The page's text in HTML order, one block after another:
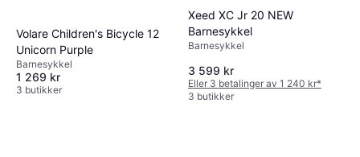
Volare Children's Bicycle 12
Unicorn Purple
Barnesykkel
1 269 kr
3 butikker
Xeed XC Jr 20 NEW
Barnesykkel
Barnesykkel
3 599 kr
Eller 3 betalinger av 1 240 kr*
3 butikker